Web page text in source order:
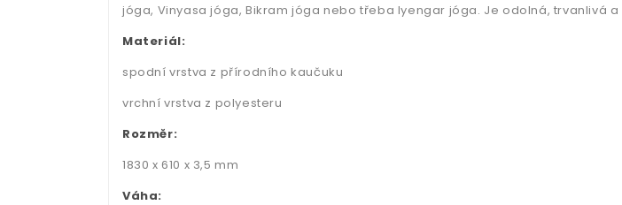
jóga, Vinyasa jóga, Bikram jóga nebo třeba Iyengar jóga. Je odolná, trvanlivá
Materiál:
spodní vrstva z přírodního kaučuku
vrchní vrstva z polyesteru
Rozměr:
1830 x 610 x 3,5 mm
Váha: